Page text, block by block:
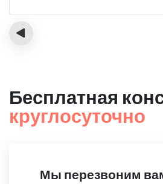
‹
Бесплатная
круглосуточно
Мы перезвоним